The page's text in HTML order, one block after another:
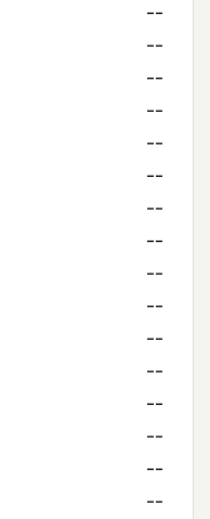
--
--
--
--
--
--
--
--
--
--
--
--
--
--
--
--